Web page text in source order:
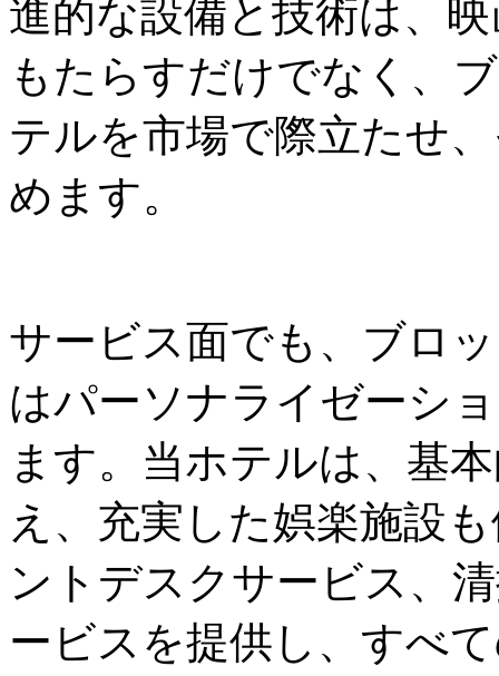
進的な設備と技術は、
もたらすだけでなく、
テルを市場で際立たせ
めます。
サービス面でも、ブロ
はパーソナライゼーシ
ます。当ホテルは、基
え、充実した娯楽施設
ントデスクサービス、
ービスを提供し、すべ